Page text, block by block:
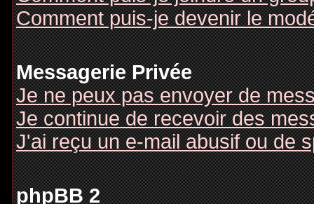
Comment puis-je devenir le
Messagerie Privée
Je ne peux pas envoyer de
Je continue de recevoir des
J'ai reçu un e-mail abusif ou de
phpBB 2